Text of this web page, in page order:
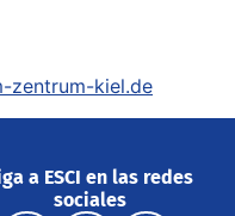
zentrum-kiel.de
a ESCI en las redes
sociales